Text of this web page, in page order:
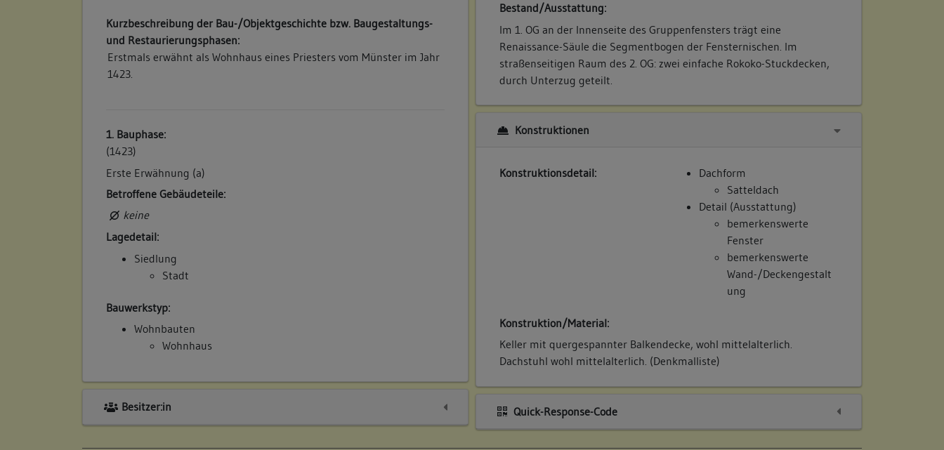
Kurzbeschreibung der Bau-/Objektgeschichte bzw. Baugestaltungs-
und Restaurierungsphasen:
Erstmals erwähnt als Wohnhaus eines Priesters vom Münster im Jahr
1423.
1. Bauphase:
(1423)
Erste Erwähnung (a)
Betroffene Gebäudeteile:
keine
Lagedetail:
Siedlung
Stadt
Bauwerkstyp:
Wohnbauten
Wohnhaus
Besitzer:in
Bestand/Ausstattung:
Im 1. OG an der Innenseite des Gruppenfensters trägt eine
Renaissance-Säule die Segmentbogen der Fensternischen. Im
straßenseitigen Raum des 2. OG: zwei einfache Rokoko-Stuckdecken,
durch Unterzug geteilt.
Konstruktionen
Konstruktionsdetail:
Dachform
Satteldach
Detail (Ausstattung)
bemerkenswerte
Fenster
bemerkenswerte
Wand-/Deckengestalt
ung
Konstruktion/Material:
Keller mit quergespannter Balkendecke, wohl mittelalterlich.
Dachstuhl wohl mittelalterlich. (Denkmalliste)
Quick-Response-Code